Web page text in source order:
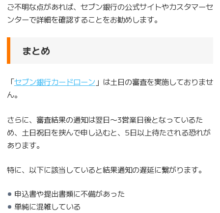
ご不明な点があれば、セブン銀行の公式サイトやカスタマーセ
ンターで詳細を確認することをお勧めします。
まとめ
「セブン銀行カードローン 」は土日の審査を実施しておりませ
ん。
さらに、審査結果の通知は翌日〜3営業日後となっているた
め、土日祝日を挟んで申し込むと、5日以上待たされる恐れが
あります。
特に、以下に該当していると結果通知の遅延に繋がります。
申込書や提出書類に不備があった
単純に混雑している